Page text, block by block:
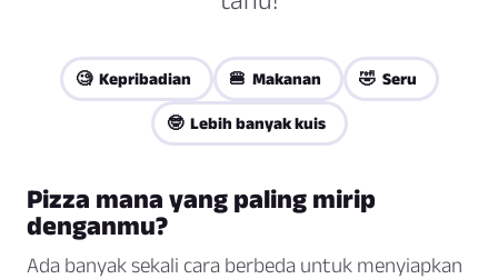
🧐 Kepribadian 🍔 Makanan 🤣 Seru
🤓 Lebih banyak kuis
Pizza mana yang paling mirip
denganmu?
Ada banyak sekali cara berbeda untuk menyiapkan